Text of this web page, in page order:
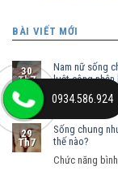
BÀI VIẾT MỚI
30
Th7
Nam nữ sống
luật công nhận
Chức năng
29
Th7
Sống chung
thế nào?
Chức năng
0934.586.924